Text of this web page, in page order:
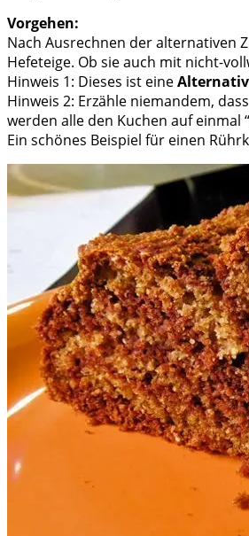
Vorgehen:
Nach Ausrechnen der alternativen
Hefeteige. Ob sie auch mit nicht-
Hinweis 1: Dieses ist eine
Hinweis 2: Erzähle niemandem,
werden alle den Kuchen auf
Ein schönes Beispiel für einen